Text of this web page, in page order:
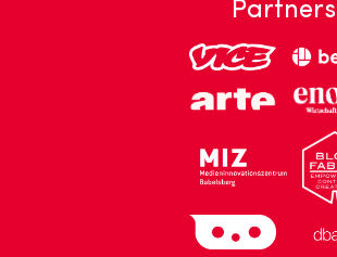
Partners